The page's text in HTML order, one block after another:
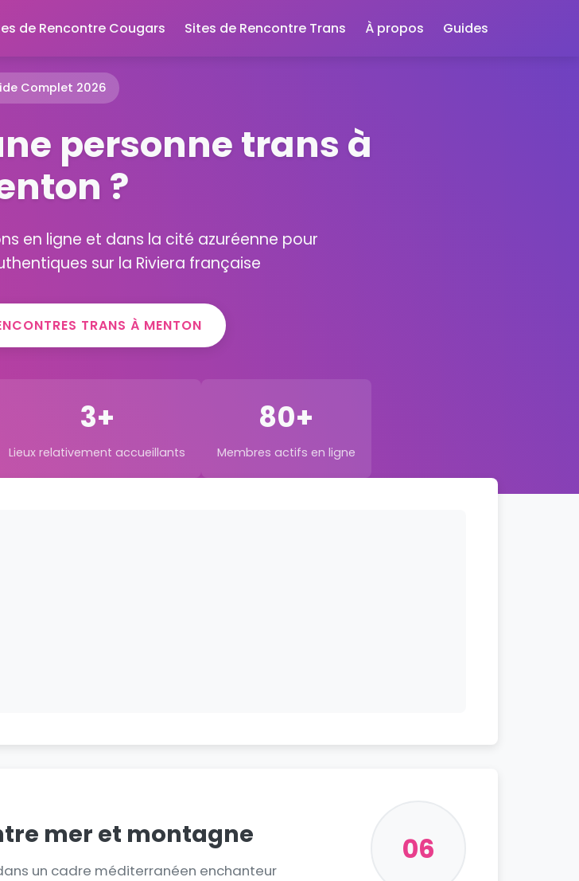
de Rencontre Cougars Sites de Rencontre Trans À propos Guides
Complet 2026
personne trans à
?
en ligne et dans la cité azuréenne pour
sur la Riviera française
TRANS À MENTON
3+
Lieux relativement accueillants
80+
Membres actifs en ligne
mer et montagne
un cadre méditerranéen enchanteur
06